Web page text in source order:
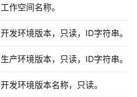
工作空间名称。
开发环境版本，只读，ID字符串。
生产环境版本，只读，ID字符串。
开发环境版本名称，只读。